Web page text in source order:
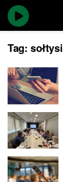
Tag: sołtysi